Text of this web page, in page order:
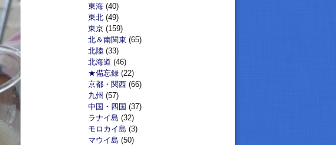
東海 (40)
東北 (49)
東京 (159)
北＆南関東 (65)
北陸 (33)
北海道 (46)
★備忘録 (22)
京都・関西 (66)
九州 (57)
中国・四国 (37)
ラナイ島 (32)
モロカイ島 (3)
マウイ島 (50)